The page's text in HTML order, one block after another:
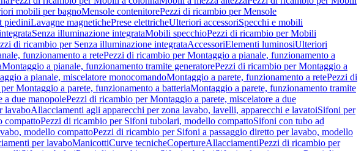
mobili per bagnoMensole contenitorePezzi di ricambio per Mensole
piediniLavagne magnetichePrese elettricheUlteriori accessoriSpecchi e mobili
Senza illuminazione integrataMobili specchioPezzi di ricambio per Mobili
di ricambio per Senza illuminazione integrataAccessoriElementi luminosiUlteriori
funzionamento a retePezzi di ricambio per Montaggio a pianale, funzionamento a
Montaggio a pianale, funzionamento tramite generatorePezzi di ricambio per Montaggio a
a pianale, miscelatore monocomandoMontaggio a parete, funzionamento a retePezzi di
Montaggio a parete, funzionamento a batteriaMontaggio a parete, funzionamento tramite
a due manopolePezzi di ricambio per Montaggio a parete, miscelatore a due
lavaboAllacciamenti agli apparecchi per zona lavabo, lavelli, apparecchi e lavatoiSifoni per
compattoPezzi di ricambio per Sifoni tubolari, modello compattoSifoni con tubo ad
modello compattoPezzi di ricambio per Sifoni a passaggio diretto per lavabo, modello
per lavaboManicottiCurve tecnicheCopertureAllacciamentiPezzi di ricambio per